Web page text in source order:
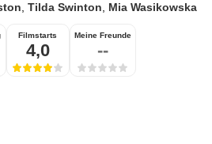
Tilda Swinton Mia Wasikowska
Filmstarts
4,0
Meine Freunde
--